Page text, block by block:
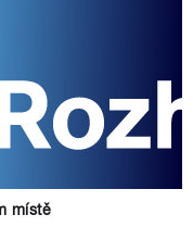
místě